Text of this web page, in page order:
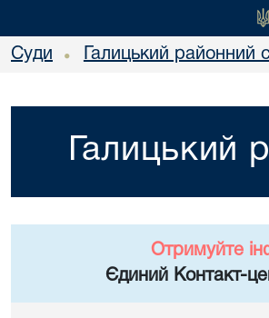
Суди • Галицький районний
Галицький
Отримуйте
Єдиний Контакт-